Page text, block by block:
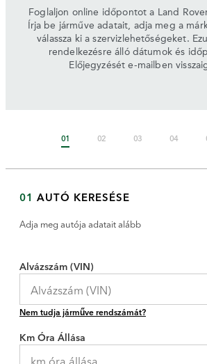
Foglaljon online időpontot a Land
Írja be járműve adatait, adja meg a
válassza ki a szervizlehetőségeket.
rendelkezésre álló dátumok és
Előjegyzését e-mailben